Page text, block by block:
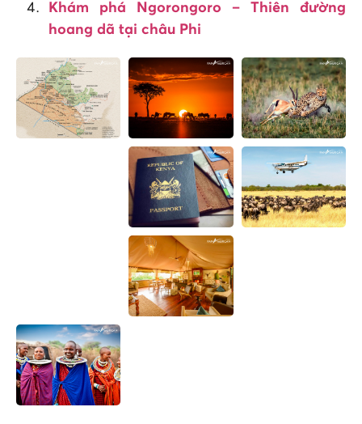
Khám phá Ngorongoro – Thiên đường
hoang dã tại châu Phi